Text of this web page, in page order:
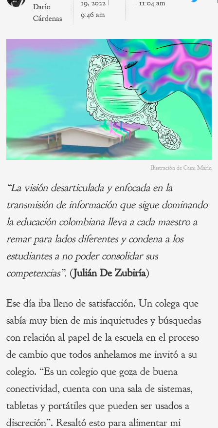
Darío
Cárdenas
19, 2022
9:46 am
11:04 am Twitter
Ilustración de Cami Marín
“La visión desarticulada y enfocada en la
transmisión de información que sigue dominando
la educación colombiana lleva a cada maestro a
remar para lados diferentes y condena a los
estudiantes a no poder consolidar sus
competencias”. (Julián De Zubiría)
Ese día iba lleno de satisfacción. Un colega que
sabía muy bien de mis inquietudes y búsquedas
con relación al papel de la escuela en el proceso
de cambio que todos anhelamos me invitó a su
colegio. “Es un colegio que goza de buena
conectividad, cuenta con una sala de sistemas,
tabletas y portátiles que pueden ser usados a
discreción”. Resaltó esto para alimentar mi